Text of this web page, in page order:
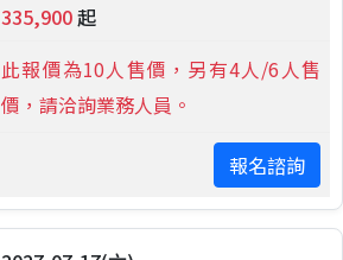
335,900起
此報價為10人售價，另有4人/6人售
價，請洽詢業務人員。
報名諮詢